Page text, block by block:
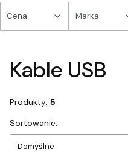
Cena Marka
Kable USB
Produkty: 5
Lista
Sortowanie:
Domyślne